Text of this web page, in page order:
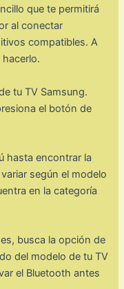
que te permitirá
al conectar
compatibles. A
tu TV Samsung.
el botón de
hasta encontrar la
según el modelo
en la categoría
busca la opción de
del modelo de tu TV
el Bluetooth antes